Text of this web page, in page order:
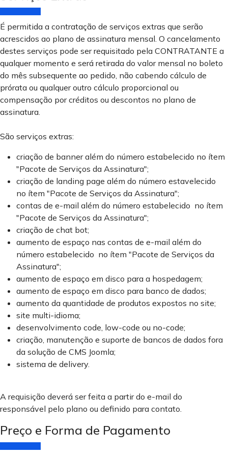
É permitida a contratação de serviços extras que serão
acrescidos ao plano de assinatura mensal. O cancelamento
destes serviços pode ser requisitado pela CONTRATANTE a
qualquer momento e será retirada do valor mensal no boleto
do mês subsequente ao pedido, não cabendo cálculo de
prórata ou qualquer outro cálculo proporcional ou
compensação por créditos ou descontos no plano de
assinatura.
São serviços extras:
criação de banner além do número estabelecido no ítem
"Pacote de Serviços da Assinatura";
criação de landing page além do número estavelecido
no ítem "Pacote de Serviços da Assinatura";
contas de e-mail além do número estabelecido no ítem
"Pacote de Serviços da Assinatura";
criação de chat bot;
aumento de espaço nas contas de e-mail além do
número estabelecido no ítem "Pacote de Serviços da
Assinatura";
aumento de espaço em disco para a hospedagem;
aumento de espaço em disco para banco de dados;
aumento da quantidade de produtos expostos no site;
site multi-idioma;
desenvolvimento code, low-code ou no-code;
criação, manutenção e suporte de bancos de dados fora
da solução de CMS Joomla;
sistema de delivery.
A requisição deverá ser feita a partir do e-mail do
responsável pelo plano ou definido para contato.
Preço e Forma de Pagamento